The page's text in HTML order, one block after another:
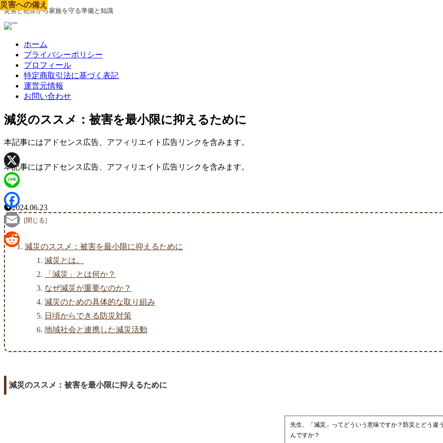
災害と犯罪から家族を守る準備と知識
ホーム
プライバシーポリシー
プロフィール
特定商取引法に基づく表記
運営元情報
お問い合わせ
減災のススメ：被害を最小限に抑えるために
本記事にはアドセンス広告、アフィリエイト広告リンクを含みます。
本記事にはアドセンス広告、アフィリエイト広告リンクを含みます。
災害への備え
2024.06.23
目次
減災のススメ：被害を最小限に抑えるために
減災とは。
「減災」とは何か？
なぜ減災が重要なのか？
減災のための具体的な取り組み
日頃からできる防災対策
地域社会と連携した減災活動
減災のススメ：被害を最小限に抑えるために
先生、「減災」ってどういう意味ですか？防災とどう違う
んですか？
災害への備え
災害への備え
災害への備え
災害への備え
災害への備え
災害への備え
災害への備え
災害への備え
X
Line
Facebook
Email
Reddit